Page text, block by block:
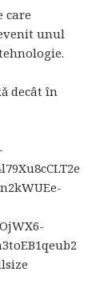
care
unul
decât în